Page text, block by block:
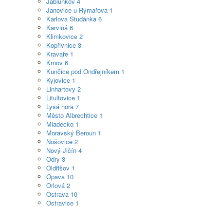
Janovice u Rýmařova 1
Karlova Studánka 6
Karviná 6
Klimkovice 2
Kopřivnice 3
Kravaře 1
Krnov 6
Kunčice pod Ondřejníkem 1
Kyjovice 1
Linhartovy 2
Litultovice 1
Lysá hora 7
Město Albrechtice 1
Mladecko 1
Moravský Beroun 1
Nošovice 2
Nový Jičín 4
Odry 3
Oldřišov 1
Opava 10
Orlová 2
Ostrava 10
Ostravice 1